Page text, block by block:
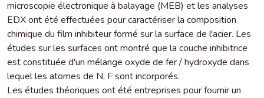
microscopie électronique à balayage (MEB) et les analyses
EDX ont été effectuées pour caractériser la composition
chimique du film inhibiteur formé sur la surface de l'acier. Les
études sur les surfaces ont montré que la couche inhibitrice
est constituée d'un mélange oxyde de fer / hydroxyde dans
lequel les atomes de N, F sont incorporés.
Les études théoriques ont été entreprises pour fournir un